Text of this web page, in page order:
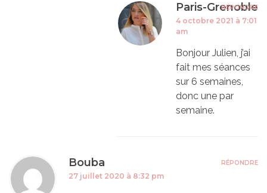
Paris-Grenoble
4 octobre 2021 à 7:01
am
Bonjour Julien, j’ai
fait mes séances
sur 6 semaines,
donc une par
semaine.
RÉPONDRE
Bouba
27 juillet 2020 à 8:32 pm
RÉPONDRE